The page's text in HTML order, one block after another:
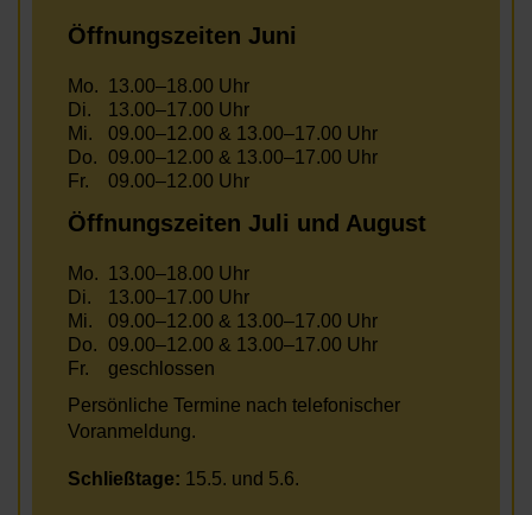
Öffnungszeiten Juni
Mo. 13.00–18.00 Uhr
Di.
13.00–17.00 Uhr
Mi.
09.00–12.00 & 13.00–17.00 Uhr
Do.
09.00–12.00 & 13.00–17.00 Uhr
Fr.
09.00–12.00 Uhr
Öffnungszeiten Juli und August
Mo. 13.00–18.00 Uhr
Di.
13.00–17.00 Uhr
Mi.
09.00–12.00 & 13.00–17.00 Uhr
Do.
09.00–12.00 & 13.00–17.00 Uhr
Fr.
geschlossen
Persönliche Termine nach telefonischer
Voranmeldung.
Schließtage: 15.5. und 5.6.